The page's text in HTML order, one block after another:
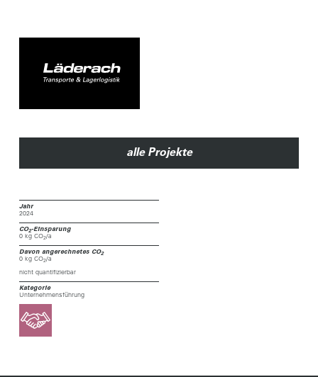
Jahr
2024
CO2-Einsparung
0 kg CO2/a
Davon angerechnetes CO2
0 kg CO2/a
nicht quantifizierbar
Kategorie
Unternehmensführung
alle Projekte